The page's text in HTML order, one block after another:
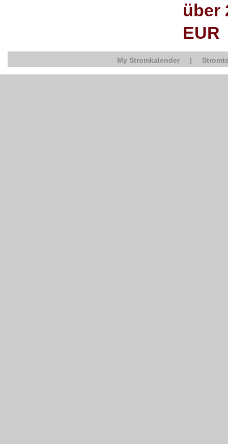
über
EUR
My Stromkalender |